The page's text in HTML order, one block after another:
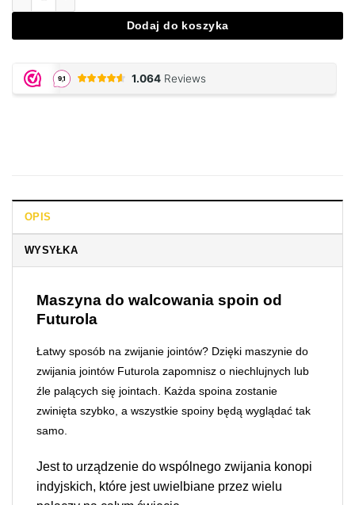
Dodaj do koszyka
OPIS
WYSYŁKA
Maszyna do walcowania spoin od
Futurola
Łatwy sposób na zwijanie jointów? Dzięki maszynie do
zwijania jointów Futurola zapomnisz o niechlujnych lub
źle palących się jointach. Każda spoina zostanie
zwinięta szybko, a wszystkie spoiny będą wyglądać tak
samo.
Jest to urządzenie do wspólnego zwijania konopi
indyjskich, które jest uwielbiane przez wielu